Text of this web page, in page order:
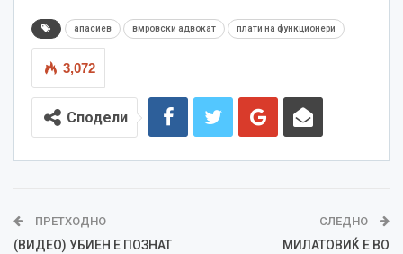
апасиев вмровски адвокат плати на функционери
3,072
Сподели
ПРЕТХОДНО
(ВИДЕО) УБИЕН Е ПОЗНАТ
СЛЕДНО
МИЛАТОВИЌ Е ВО